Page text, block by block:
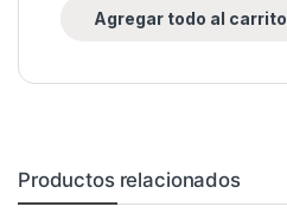
Agregar todo al carrito
Productos relacionados